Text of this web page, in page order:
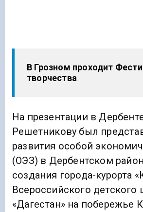
В Грозном проходит
творчества
На презентации в
Решетникову был
развития особой
(ОЭЗ) в Дербентском
создания города-курорта
Всероссийского детского
«Дагестан» на побережье